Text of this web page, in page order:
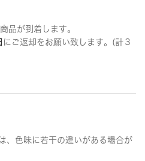
品が到着します。
にご返却をお願い致します。(計３
、色味に若干の違いがある場合が